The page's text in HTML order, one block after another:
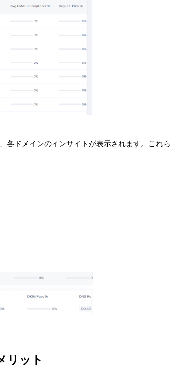
各ドメインのインサイトが表示されます。これら
リット